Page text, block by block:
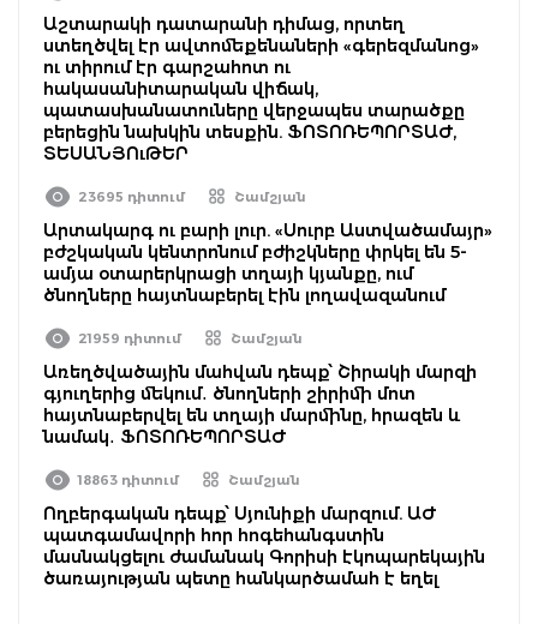
Աշտարակի դատարանի դիմաց, որտեղ
ստեղծվել էր ավտոմեքենաների «գերեզմանոց»
ու տիրում էր գարշահոտ ու
հակասանիտարական վիճակ,
պատասխանատուները վերջապես տարածքը
բերեցին նախկին տեսքին. ՖՈՏՈՌԵՊՈՐՏԱԺ,
ՏԵՍԱՆՅՈւԹԵՐ
23695 դիտում Շամշյան
Արտակարգ ու բարի լուր. «Սուրբ Աստվածամայր»
բժշկական կենտրոնում բժիշկները փրկել են 5-
ամյա օտարերկրացի տղայի կյանքը, ում
ծնողները հայտնաբերել էին լողավազանում
21959 դիտում Շամշյան
Առեղծվածային մահվան դեպք՝ Շիրակի մարզի
գյուղերից մեկում․ ծնողների շիրիմի մոտ
հայտնաբերվել են տղայի մարմինը, հրազեն և
նամակ․ ՖՈՏՈՌԵՊՈՐՏԱԺ
18863 դիտում Շամշյան
Ողբերգական դեպք՝ Սյունիքի մարզում. ԱԺ
պատգամավորի հոր հոգեհանգստին
մասնակցելու ժամանակ Գորիսի էկոպարեկային
ծառայության պետը հանկարծամահ է եղել